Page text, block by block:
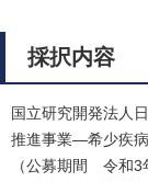
採択内容
国立研究開発法人
推進事業―希少疾
（公募期間 令和3